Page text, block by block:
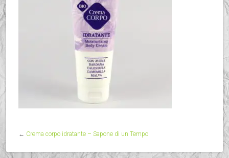
← Crema corpo idratante – Sapone di un Tempo